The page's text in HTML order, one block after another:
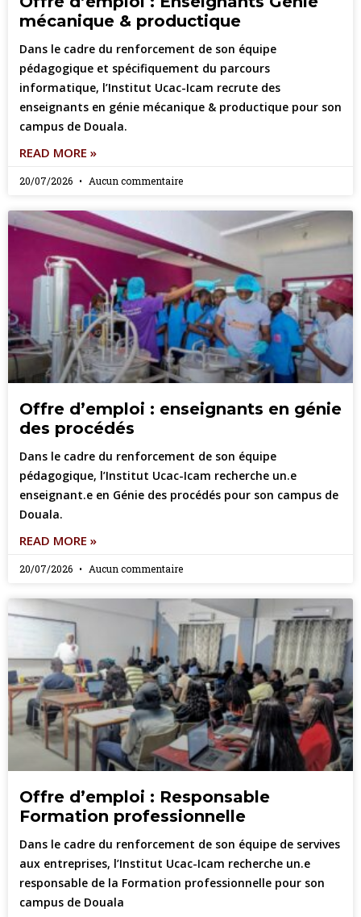
mécanique & productique
Dans le cadre du renforcement de son équipe
pédagogique et spécifiquement du parcours
informatique, l’Institut Ucac-Icam recrute des
enseignants en génie mécanique & productique pour son
campus de Douala.
READ MORE »
20/07/2026 Aucun commentaire
Offre d’emploi : enseignants en génie
des procédés
Dans le cadre du renforcement de son équipe
pédagogique, l’Institut Ucac-Icam recherche un.e
enseignant.e en Génie des procédés pour son campus de
Douala.
READ MORE »
20/07/2026 Aucun commentaire
Offre d’emploi : Responsable
Formation professionnelle
Dans le cadre du renforcement de son équipe de servives
aux entreprises, l’Institut Ucac-Icam recherche un.e
responsable de la Formation professionnelle pour son
campus de Douala